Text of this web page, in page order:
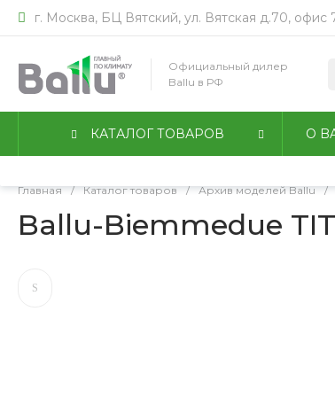
работы сайта. Оставаясь на сайте, вы
конфиденциальности.
Принимаю Подробнее
г. Москва, БЦ Вятский, ул. Вятская д.70, офис
Официальный дилер
Ballu в РФ
КАТАЛОГ ТОВАРОВ О
Главная / Каталог товаров / Архив моделей Ballu /
Ballu-Biemmedue